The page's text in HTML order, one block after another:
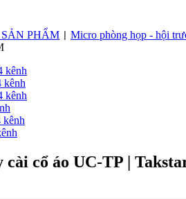
PHẨM
Micro phòng họp - hội
kênh
kênh
kênh
kênh
cổ áo UC-TP |